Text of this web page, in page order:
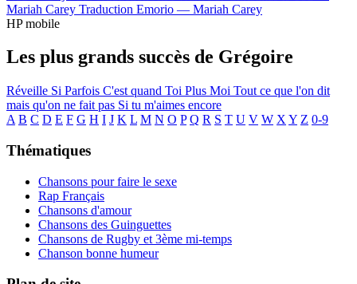
Mariah Carey Traduction Emorio — Mariah Carey
HP mobile
Les plus grands succès de Grégoire
Réveille Si Parfois C'est quand Toi Plus Moi Tout ce que l'on dit
mais qu'on ne fait pas Si tu m'aimes encore
A B C D E F G H I J K L M N O P Q R S T U V W X Y Z 0-9
Thématiques
Chansons pour faire le sexe
Rap Français
Chansons d'amour
Chansons des Guinguettes
Chansons de Rugby et 3ème mi-temps
Chanson bonne humeur